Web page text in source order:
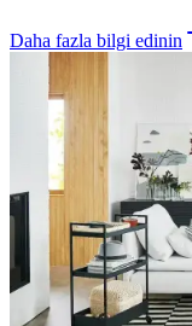
Daha fazla bilgi edinin